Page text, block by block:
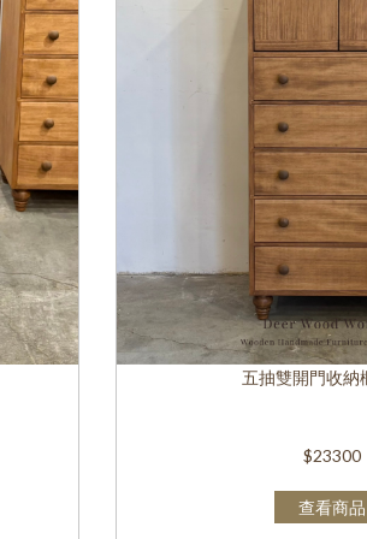
五抽雙開門收納
$23300
查看商品